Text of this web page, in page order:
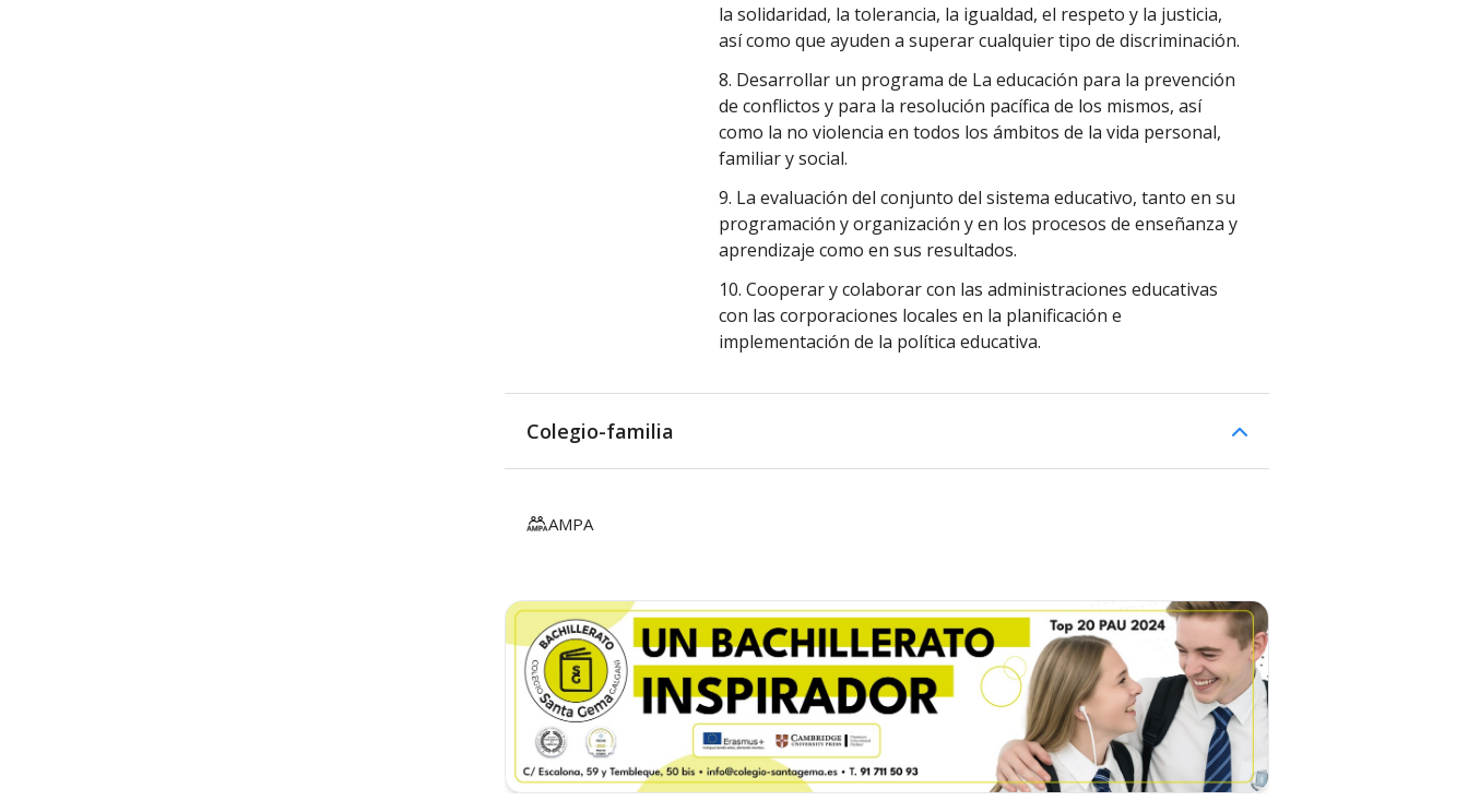
la solidaridad, la tolerancia, la igualdad, el respeto y la justicia,
así como que ayuden a superar cualquier tipo de discriminación.
8. Desarrollar un programa de La educación para la prevención
de conflictos y para la resolución pacífica de los mismos, así
como la no violencia en todos los ámbitos de la vida personal,
familiar y social.
9. La evaluación del conjunto del sistema educativo, tanto en su
programación y organización y en los procesos de enseñanza y
aprendizaje como en sus resultados.
10. Cooperar y colaborar con las administraciones educativas
con las corporaciones locales en la planificación e
implementación de la política educativa.
Colegio-familia
AMPA